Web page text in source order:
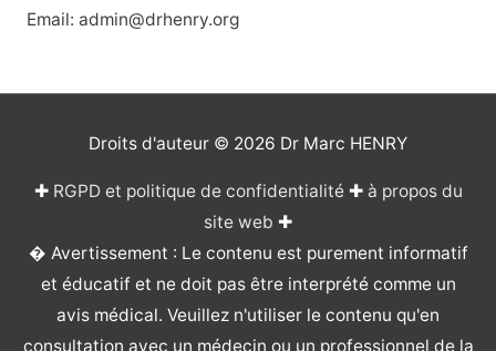
Email: admin@drhenry.org
Droits d'auteur © 2026 Dr Marc HENRY
✚ RGPD et politique de confidentialité✚ à propos du
site web ✚
� Avertissement : Le contenu est purement informatif
et éducatif et ne doit pas être interprété comme un
avis médical. Veuillez n'utiliser le contenu qu'en
consultation avec un médecin ou un professionnel de la